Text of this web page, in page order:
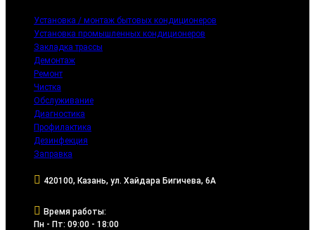
Установка / монтаж бытовых кондиционеров
Установка промышленных кондиционеров
Закладка трассы
Демонтаж
Ремонт
Чистка
Обслуживание
Диагностика
Профилактика
Дезинфекция
Заправка
420100, Казань, ул. Хайдара Бигичева, 6А
Время работы:
Пн - Пт: 09:00 - 18:00